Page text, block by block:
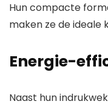
Hun compacte
maken ze de ideale
Energie-
Naast hun